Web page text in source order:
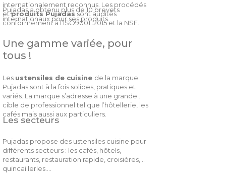
internationalement reconnus. Les procédés
etproduits Pujadassont audités
conformément à l’ISO9001 :2015 et la NSF.
Pujadas a obtenu plus de 10 brevets
internationaux pour ses produits.
Une gamme variée, pour
tous !
Les ustensiles de cuisine de la marque
Pujadas sont à la fois solides, pratiques et
variés. La marque s’adresse à une grande
cible de professionnel tel que l’hôtellerie, les
cafés mais aussi aux particuliers.
Les secteurs
Pujadas propose des ustensiles cuisine pour
différents secteurs : les cafés, hôtels,
restaurants, restauration rapide, croisières,
quincailleries….